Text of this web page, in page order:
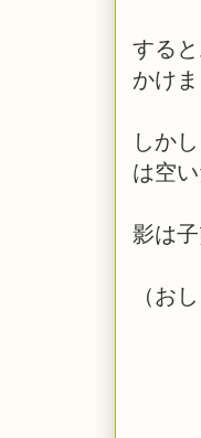
する
かけま
しか
は空
影は
（お